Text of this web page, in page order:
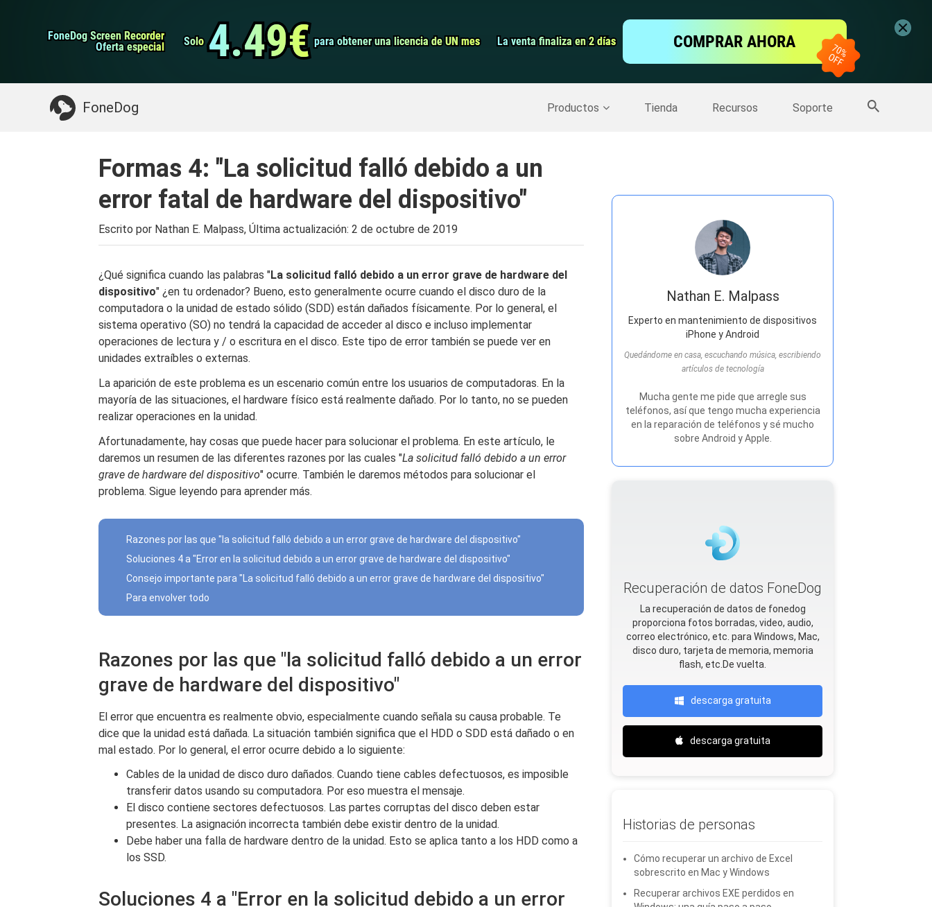
FoneDog Screen Recorder
FoneDog Screen Recorder
Oferta especial
Oferta especial Solo
Solo 4.49€
4.49€ para obtener una licencia de UN mes
para obtener una licencia de UN mes La venta finaliza en 2 días
La venta finaliza en 2 días COMPRAR AHORA
FoneDog Productos Tienda Recursos Soporte
Limpiador de iPhone
Grabador de pantalla
Algo que puede necesitar: Copia de seguridad del iPhone >> Más productos
Formas 4: "La solicitud falló debido a un
error fatal de hardware del dispositivo"
Escrito por Nathan E. Malpass, Última actualización: 2 de octubre de 2019
¿Qué significa cuando las palabras "La solicitud falló debido a un error grave de hardware del
dispositivo" ¿en tu ordenador? Bueno, esto generalmente ocurre cuando el disco duro de la
computadora o la unidad de estado sólido (SDD) están dañados físicamente. Por lo general, el
sistema operativo (SO) no tendrá la capacidad de acceder al disco e incluso implementar
operaciones de lectura y / o escritura en el disco. Este tipo de error también se puede ver en
unidades extraíbles o externas.
La aparición de este problema es un escenario común entre los usuarios de computadoras. En la
mayoría de las situaciones, el hardware físico está realmente dañado. Por lo tanto, no se pueden
realizar operaciones en la unidad.
Afortunadamente, hay cosas que puede hacer para solucionar el problema. En este artículo, le
daremos un resumen de las diferentes razones por las cuales "La solicitud falló debido a un error
grave de hardware del dispositivo" ocurre. También le daremos métodos para solucionar el
problema. Sigue leyendo para aprender más.
Razones por las que "la solicitud falló debido a un error grave de hardware del dispositivo"
Soluciones 4 a "Error en la solicitud debido a un error grave de hardware del dispositivo"
Consejo importante para "La solicitud falló debido a un error grave de hardware del dispositivo"
Para envolver todo
Razones por las que "la solicitud falló debido a un error
grave de hardware del dispositivo"
El error que encuentra es realmente obvio, especialmente cuando señala su causa probable. Te
dice que la unidad está dañada. La situación también significa que el HDD o SDD está dañado o en
mal estado. Por lo general, el error ocurre debido a lo siguiente:
Cables de la unidad de disco duro dañados. Cuando tiene cables defectuosos, es imposible
transferir datos usando su computadora. Por eso muestra el mensaje.
El disco contiene sectores defectuosos. Las partes corruptas del disco deben estar
presentes. La asignación incorrecta también debe existir dentro de la unidad.
Debe haber una falla de hardware dentro de la unidad. Esto se aplica tanto a los HDD como a
los SSD.
Soluciones 4 a "Error en la solicitud debido a un error
Nathan E. Malpass
Experto en mantenimiento de dispositivos
iPhone y Android
Quedándome en casa, escuchando música, escribiendo
artículos de tecnología
Mucha gente me pide que arregle sus
teléfonos, así que tengo mucha experiencia
en la reparación de teléfonos y sé mucho
sobre Android y Apple.
Recuperación de datos FoneDog
La recuperación de datos de fonedog
proporciona fotos borradas, video, audio,
correo electrónico, etc. para Windows, Mac,
disco duro, tarjeta de memoria, memoria
flash, etc.De vuelta.
descarga gratuita
descarga gratuita
Historias de personas
Cómo recuperar un archivo de Excel
sobrescrito en Mac y Windows
Recuperar archivos EXE perdidos en